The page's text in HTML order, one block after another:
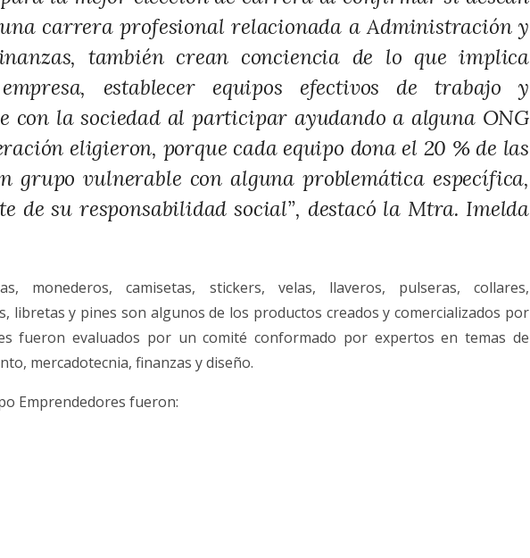
carrera profesional relacionada a Administración y
también crean conciencia de lo que implica
establecer equipos efectivos de trabajo y
con la sociedad al participar ayudando a alguna ONG
eligieron, porque cada equipo dona el 20 % de las
grupo vulnerable con alguna problemática específica,
de su responsabilidad social”, destacó la Mtra. Imelda
monederos, camisetas, stickers, velas, llaveros, pulseras, collares,
libretas y pines son algunos de los productos creados y comercializados por
fueron evaluados por un comité conformado por expertos en temas de
mercadotecnia, finanzas y diseño.
Emprendedores fueron: